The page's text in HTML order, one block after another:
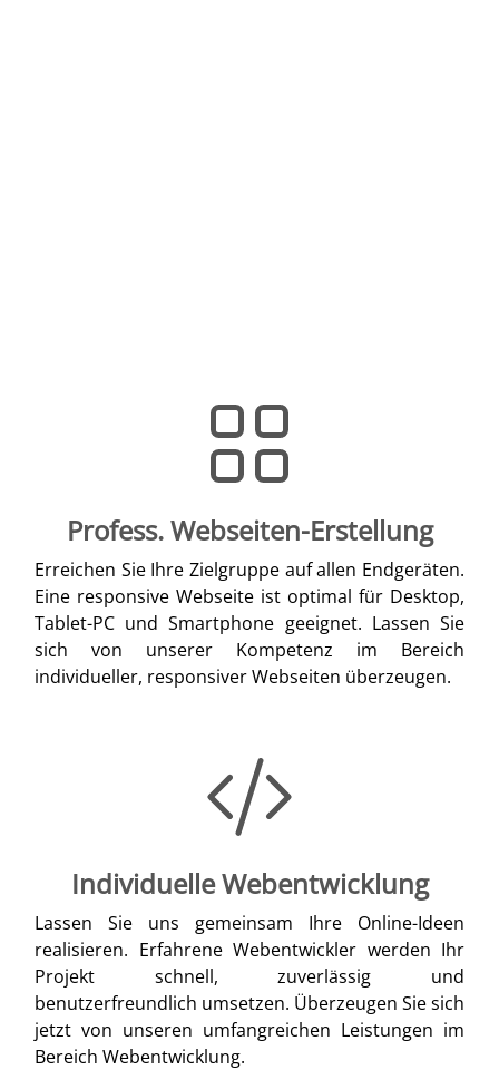
Profess. Webseiten-Erstellung
Erreichen Sie Ihre Zielgruppe auf allen Endgeräten.
Eine responsive Webseite ist optimal für Desktop,
Tablet-PC und Smartphone geeignet. Lassen Sie
sich von unserer Kompetenz im Bereich
individueller, responsiver Webseiten überzeugen.
Individuelle Webentwicklung
Lassen Sie uns gemeinsam Ihre Online-Ideen
realisieren. Erfahrene Webentwickler werden Ihr
Projekt schnell, zuverlässig und
benutzerfreundlich umsetzen. Überzeugen Sie sich
jetzt von unseren umfangreichen Leistungen im
Bereich Webentwicklung.